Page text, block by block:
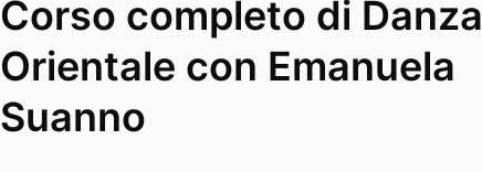
Corso completo di Danza
Orientale con Emanuela
Suanno